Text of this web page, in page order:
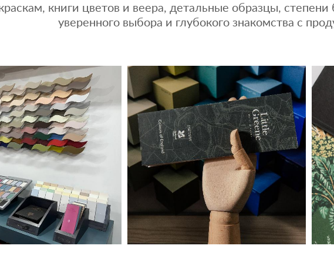
книги цветов и веера, детальные образцы,
уверенного выбора и глубокого знакомства с